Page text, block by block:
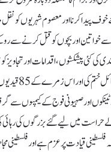
کرنا اور معصوم شہریوں کو نقل
سے خواتین اور بچوں کو قتل کرنے
کی کئی پیشکشوں، اقدامات اور
ہم نے
اور صہیونی فوج کے کیمپوں سے
حراست میں لیے گئے بزرگوں کی
فلسطینی قیادت پرعزم ہے اور فلسطینی